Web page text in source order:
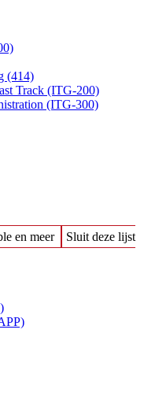
(414)
Track (ITG-200)
(ITG-300)
en meer
Sluit deze lijst